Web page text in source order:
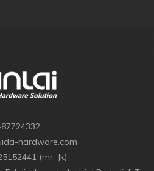
hardware.com
(mr. Jk)